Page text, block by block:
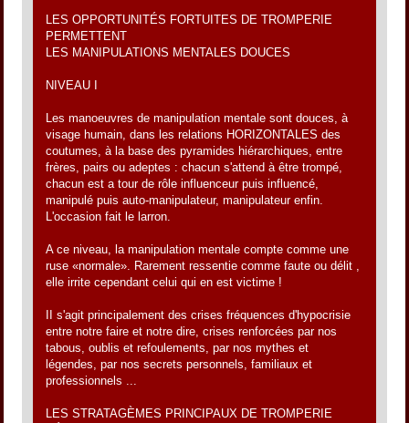
LES OPPORTUNITÉS FORTUITES DE TROMPERIE
PERMETTENT
LES MANIPULATIONS MENTALES DOUCES
NIVEAU I
Les manoeuvres de manipulation mentale sont douces, à
visage humain, dans les relations HORIZONTALES des
coutumes, à la base des pyramides hiérarchiques, entre
frères, pairs ou adeptes : chacun s'attend à être trompé,
chacun est a tour de rôle influenceur puis influencé,
manipulé puis auto-manipulateur, manipulateur enfin.
L'occasion fait le larron.
A ce niveau, la manipulation mentale compte comme une
ruse «normale». Rarement ressentie comme faute ou délit ,
elle irrite cependant celui qui en est victime !
II s'agit principalement des crises fréquences d'hypocrisie
entre notre faire et notre dire, crises renforcées par nos
tabous, oublis et refoulements, par nos mythes et
légendes, par nos secrets personnels, familiaux et
professionnels ...
LES STRATAGÈMES PRINCIPAUX DE TROMPERIE